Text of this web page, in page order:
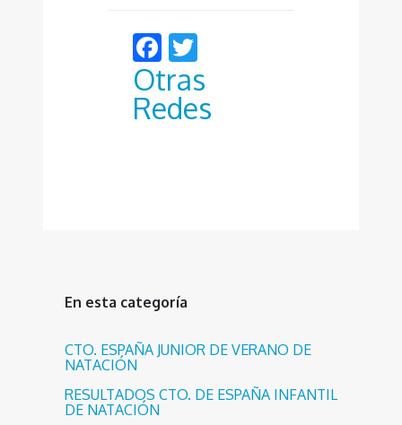
Facebook
Otras
Redes
En esta categoría
CTO. ESPAÑA JUNIOR DE VERANO DE
NATACIÓN
RESULTADOS CTO. DE ESPAÑA INFANTIL
DE NATACIÓN